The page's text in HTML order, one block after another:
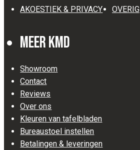
AKOESTIEK & PRIVACY
OVERIG
Meer KMD
Showroom
Contact
Reviews
Over ons
Kleuren van tafelbladen
Bureaustoel instellen
Betalingen & leveringen